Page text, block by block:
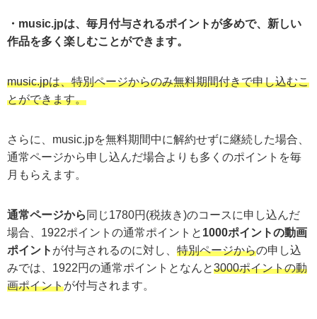
・music.jpは、毎月付与されるポイントが多めで、新しい
作品を多く楽しむことができます。
music.jpは、特別ページからのみ無料期間付きで申し込むこ
とができます。
さらに、music.jpを無料期間中に解約せずに継続した場合、
通常ページから申し込んだ場合よりも多くのポイントを毎
月もらえます。
通常ページから 同じ1780円(税抜き)のコースに申し込んだ
場合、1922ポイントの通常ポイントと 1000ポイントの動画
ポイント が付与されるのに対し、 特別ページからの申し込
みでは、1922円の通常ポイントとなんと3000ポイントの動
画ポイントが付与されます。